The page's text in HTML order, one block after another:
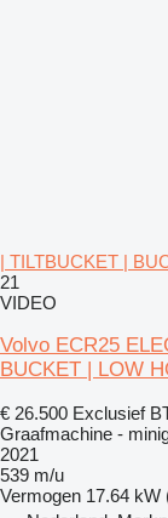
| TILTBUCKET |
21
VIDEO
Volvo ECR25
BUCKET | LOW
€ 26.500 Exclusief
Graafmachine -
2021
539 m/u
Vermogen 17.64 kW